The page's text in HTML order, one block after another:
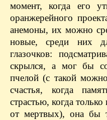
момент, когда его
оранжерейного
анемоны, их можно
новые, среди них
глазочков:
скрылся, а мог бы
пчелой (с такой
счастья, когда
страстью, когда
от мертвых), она бы